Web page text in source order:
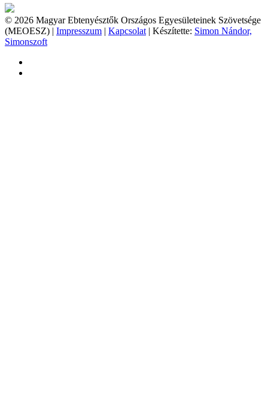
© 2026 Magyar Ebtenyésztők Országos Egyesületeinek Szövetsége
(MEOESZ) | Impresszum | Kapcsolat | Készítette: Simon Nándor,
Simonszoft